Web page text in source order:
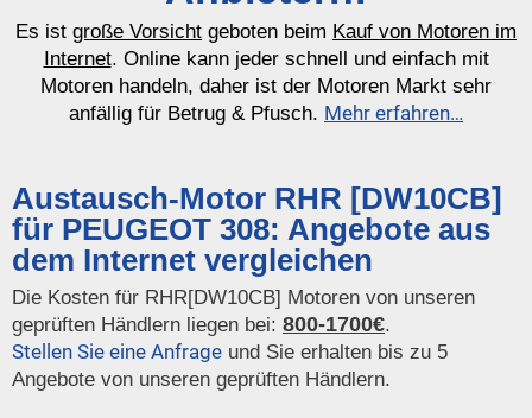
Es ist große Vorsicht geboten beim Kauf von Motoren im
Internet. Online kann jeder schnell und einfach mit
Motoren handeln, daher ist der Motoren Markt sehr
anfällig für Betrug & Pfusch. Mehr erfahren…
Austausch-Motor RHR [DW10CB]
für PEUGEOT 308: Angebote aus
dem Internet vergleichen
Die Kosten für RHR[DW10CB] Motoren von unseren
geprüften Händlern liegen bei: 800-1700€.
Stellen Sie eine Anfrage und Sie erhalten bis zu 5
Angebote von unseren geprüften Händlern.